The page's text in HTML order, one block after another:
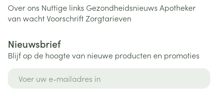
Over ons Nuttige links Gezondheidsnieuws Apotheker
van wachtVoorschriftZorgtarieven
Nieuwsbrief
Blijf op de hoogte van nieuwe producten en promoties